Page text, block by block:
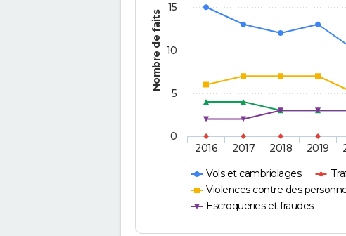
Nombre de faits
Vols et cambriolages
Violences contre des
Escroqueries et fraudes
2016 2017 2018 2019
0
5
10
15